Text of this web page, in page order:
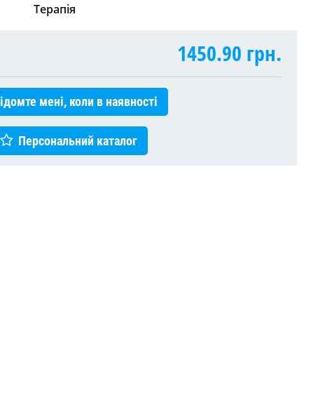
Терапія
1450.90 грн.
мені, коли в наявності
Персональний каталог